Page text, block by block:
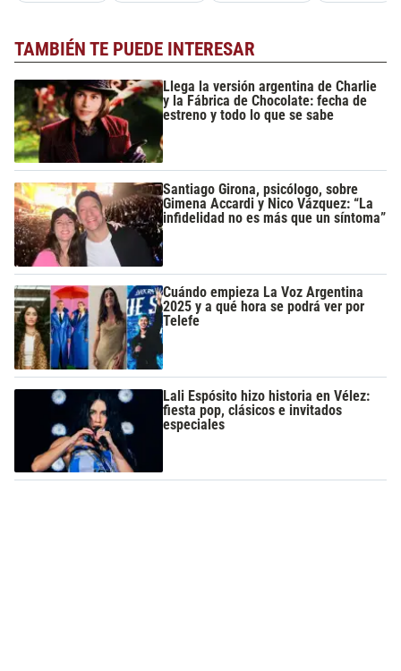
TAMBIÉN TE PUEDE INTERESAR
Llega la versión argentina de Charlie
y la Fábrica de Chocolate: fecha de
estreno y todo lo que se sabe
Santiago Girona, psicólogo, sobre
Gimena Accardi y Nico Vázquez: “La
infidelidad no es más que un síntoma”
Cuándo empieza La Voz Argentina
2025 y a qué hora se podrá ver por
Telefe
Lali Espósito hizo historia en Vélez:
fiesta pop, clásicos e invitados
especiales